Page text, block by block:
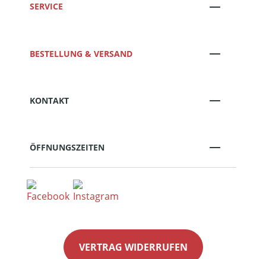
SERVICE
BESTELLUNG & VERSAND
KONTAKT
ÖFFNUNGSZEITEN
VERTRAG WIDERRUFEN